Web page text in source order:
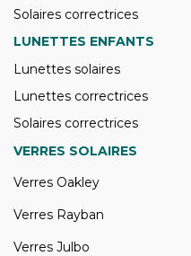
Solaires correctrices
LUNETTES ENFANTS
Lunettes solaires
Lunettes correctrices
Solaires correctrices
VERRES SOLAIRES
Verres Oakley
Verres Rayban
Verres Julbo